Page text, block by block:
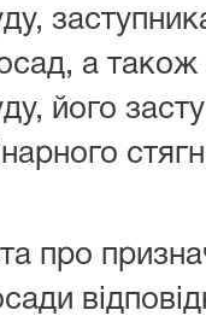
а
його
про